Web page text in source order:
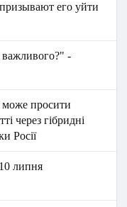
его уйти
-
просити
через гібридні
Росії
липня